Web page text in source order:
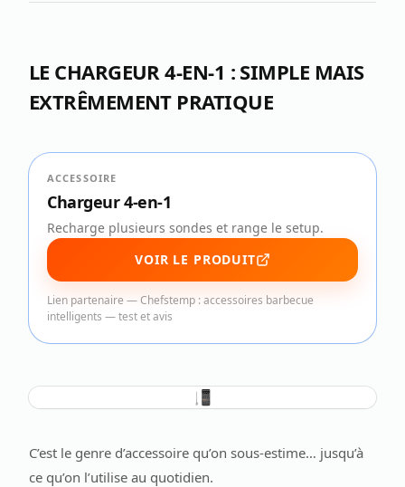
LE CHARGEUR 4-EN-1 : SIMPLE MAIS
EXTRÊMEMENT PRATIQUE
ACCESSOIRE
Chargeur 4-en-1
Recharge plusieurs sondes et range le setup.
VOIR LE PRODUIT
Lien partenaire —Chefstemp : accessoires barbecue
intelligents — test et avis
C’est le genre d’accessoire qu’on sous-estime… jusqu’à
ce qu’on l’utilise au quotidien.